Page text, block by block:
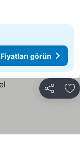
Fiyatları görün
Paylaş